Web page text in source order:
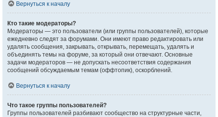
Вернуться к началу
Кто такие модераторы?
Модераторы — это пользователи (или группы пользователей), которые
ежедневно следят за форумами. Они имеют право редактировать или
удалять сообщения, закрывать, открывать, перемещать, удалять и
объединять темы на форуме, за который они отвечают. Основные
задачи модераторов — не допускать несоответствия содержания
сообщений обсуждаемым темам (оффтопик), оскорблений.
Вернуться к началу
Что такое группы пользователей?
Группы пользователей разбивают сообщество на структурные части,